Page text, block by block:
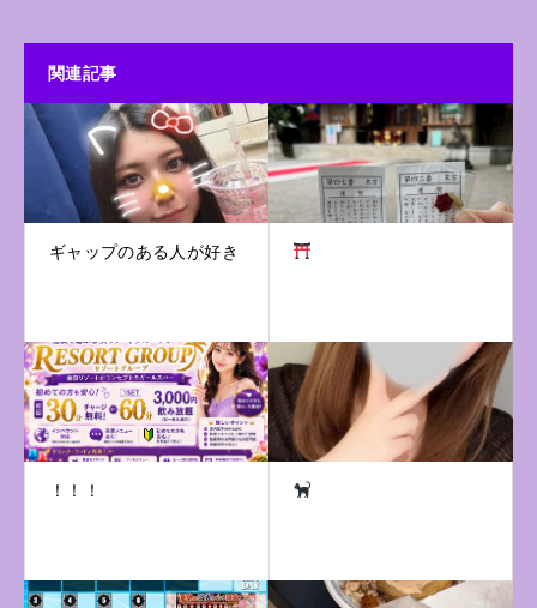
関連記事
ギャップのある人が好き
！！！